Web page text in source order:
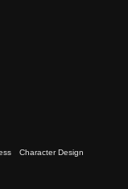
Character Design